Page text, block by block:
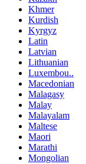
Khmer
Kurdish
Kyrgyz
Latin
Latvian
Lithuanian
Luxembou..
Macedonian
Malagasy
Malay
Malayalam
Maltese
Maori
Marathi
Mongolian